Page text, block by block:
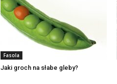
Fasola
Jaki groch na słabe gleby?